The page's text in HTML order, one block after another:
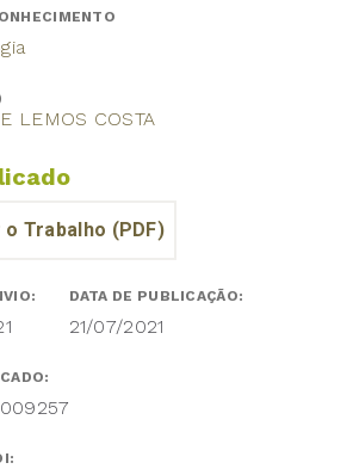
LEMOS COSTA
DATA DE PUBLICAÇÃO:
21/07/2021